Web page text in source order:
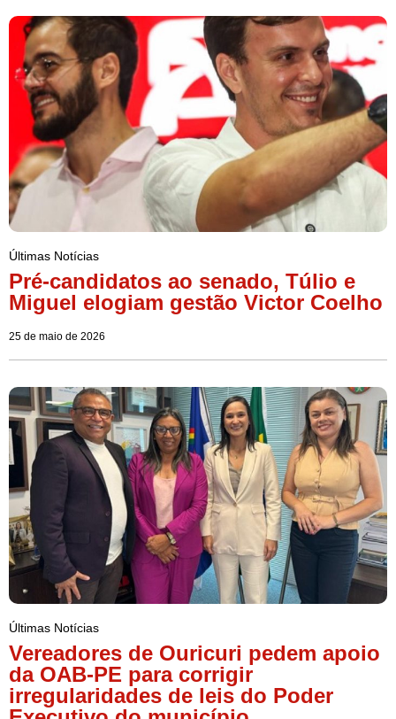
Últimas Notícias
Pré-candidatos ao senado, Túlio e
Miguel elogiam gestão Victor Coelho
25 de maio de 2026
Últimas Notícias
Vereadores de Ouricuri pedem apoio
da OAB-PE para corrigir
irregularidades de leis do Poder